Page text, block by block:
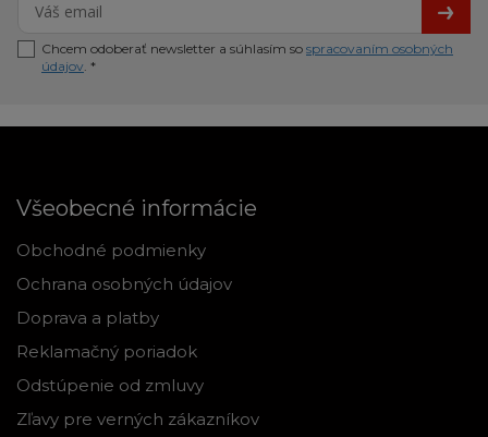
Chcem odoberať newsletter a súhlasím so spracovaním osobných
údajov. *
Všeobecné informácie
Obchodné podmienky
Ochrana osobných údajov
Doprava a platby
Reklamačný poriadok
Odstúpenie od zmluvy
Zľavy pre verných zákazníkov